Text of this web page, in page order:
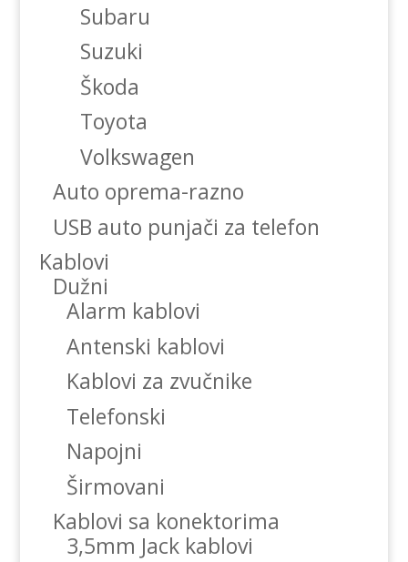
Subaru
Suzuki
Škoda
Toyota
Volkswagen
Auto oprema-razno
USB auto punjači za telefon
Kablovi
Dužni
Alarm kablovi
Antenski kablovi
Kablovi za zvučnike
Telefonski
Napojni
Širmovani
Kablovi sa konektorima
3,5mm Jack kablovi